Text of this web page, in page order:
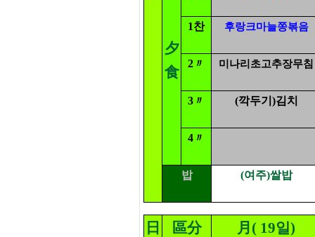
夕
食
1찬 후랑크마늘쫑볶음
2〃 미나리초고추장무침
3〃 (깍두기)김치
4〃
밥 (여주)쌀밥
日 區分 月( 19일)